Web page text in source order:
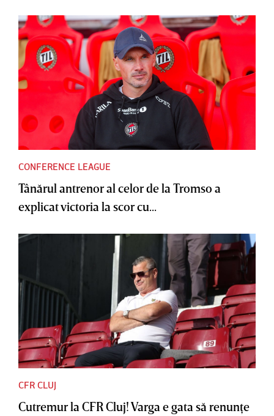
CONFERENCE LEAGUE
Tânărul antrenor al celor de la Tromso a
explicat victoria la scor cu...
CFR CLUJ
Cutremur la CFR Cluj! Varga e gata să renunţe